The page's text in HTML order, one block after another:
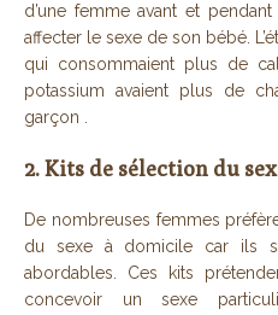
d’une femme avant et
affecter le sexe de son bébé.
qui consommaient plus de
potassium avaient plus de
garçon .
2. Kits de sélection du
De nombreuses femmes
du sexe à domicile car ils
abordables. Ces kits
concevoir un sexe